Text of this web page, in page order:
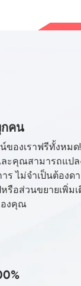
คน
ของเราฟรีทั้งหม
ละคุณสามารถแป
ร ไม่จำเป็นต้องด
รือส่วนขยายเพิ่ม
องคุณ